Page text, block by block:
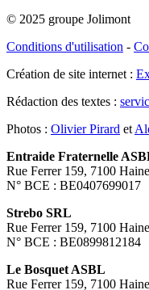
© 2025 groupe Jolimont
Conditions d'utilisation -
Création de site internet :
Rédaction des textes :
Photos : Olivier Pirard et
Entraide Fraternelle
Rue Ferrer 159, 7100
N° BCE : BE0407699017
Strebo SRL
Rue Ferrer 159, 7100
N° BCE : BE0899812184
Le Bosquet ASBL
Rue Ferrer 159, 7100